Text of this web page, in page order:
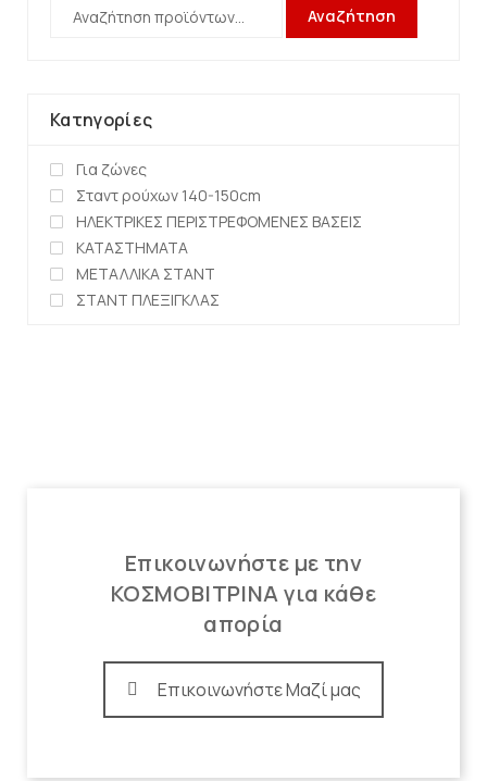
Αναζήτηση
Κατηγορίες
Για ζώνες
Σταντ ρούχων 140-150cm
ΗΛΕΚΤΡΙΚΕΣ ΠΕΡΙΣΤΡΕΦΟΜΕΝΕΣ ΒΑΣΕΙΣ
ΚΑΤΑΣΤΗΜΑΤΑ
ΜΕΤΑΛΛΙΚΑ ΣΤΑΝΤ
ΣΤΑΝΤ ΠΛΕΞΙΓΚΛΑΣ
Επικοινωνήστε με την
ΚΟΣΜΟΒΙΤΡΙΝΑ για κάθε
απορία
Επικοινωνήστε Μαζί μας